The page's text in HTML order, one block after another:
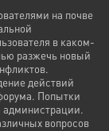
на почве
в каком-
разжечь новый
действий
Попытки
администрации.
вопросов